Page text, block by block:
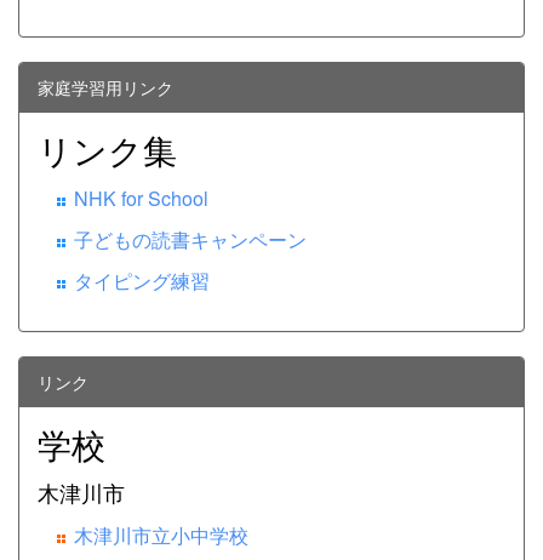
家庭学習用リンク
リンク集
NHK for School
子どもの読書キャンペーン
タイピング練習
リンク
学校
木津川市
木津川市立小中学校